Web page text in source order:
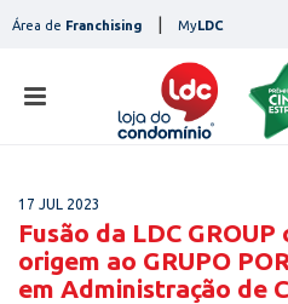
toÁrea de Franchising MyLDC
17 JUL 2023
Fusão da LDC
origem ao GRUPO
em Administração de